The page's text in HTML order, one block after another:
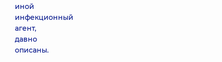
иной
инфекционный
агент,
давно
описаны.